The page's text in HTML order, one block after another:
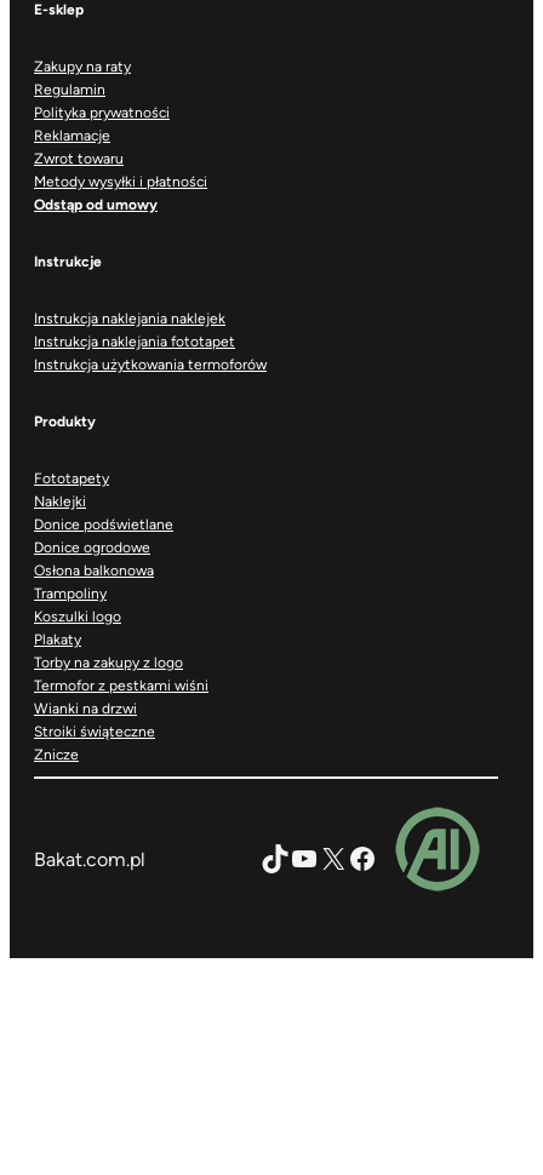
E-sklep
Zakupy na raty
Regulamin
Polityka prywatności
Reklamacje
Zwrot towaru
Metody wysyłki i płatności
Odstąp od umowy
Instrukcje
Instrukcja naklejania naklejek
Instrukcja naklejania fototapet
Instrukcja użytkowania termoforów
Produkty
Fototapety
Naklejki
Donice podświetlane
Donice ogrodowe
Osłona balkonowa
Trampoliny
Koszulki logo
Plakaty
Torby na zakupy z logo
Termofor z pestkami wiśni
Wianki na drzwi
Stroiki świąteczne
Znicze
Bakat.com.pl TikTok
YouTube
X Facebook